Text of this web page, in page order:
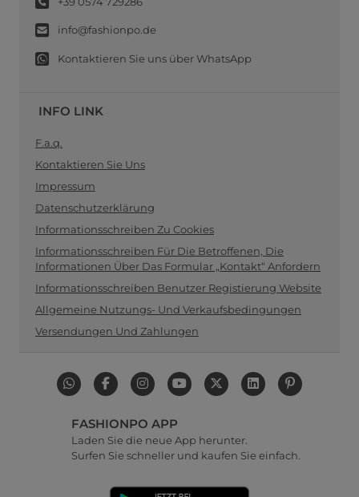
info@fashionpo.de
Kontaktieren Sie uns über WhatsApp
INFO LINK
F.a.q.
Kontaktieren Sie Uns
Impressum
Datenschutzerklärung
Informationsschreiben Zu Cookies
Informationsschreiben Für Die Betroffenen, Die
Informationen Über Das Formular „Kontakt“ Anfordern
Informationsschreiben Benutzer Registierung Website
Allgemeine Nutzungs- Und Verkaufsbedingungen
Versendungen Und Zahlungen
FASHIONPO APP
Laden Sie die neue App herunter.
Surfen Sie schneller und kaufen Sie einfach.